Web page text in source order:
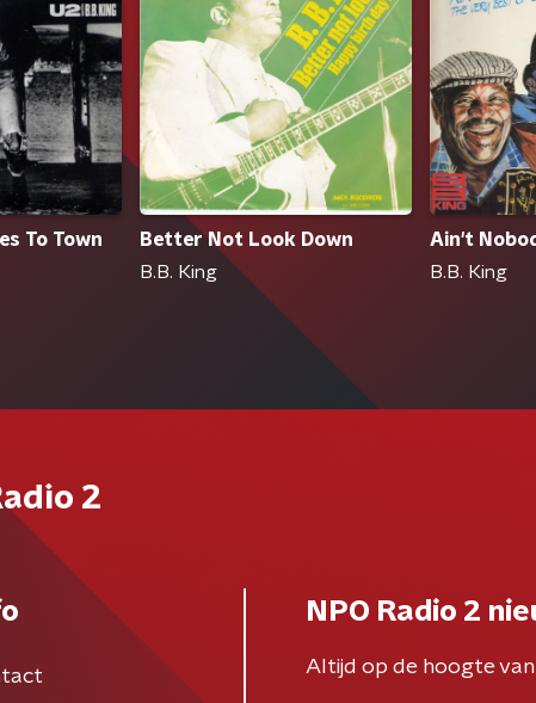
To Town
Better Not Look Down
B.B. King
Ain't
B.B. King
2
NPO Radio 2
Altijd op de hoogte